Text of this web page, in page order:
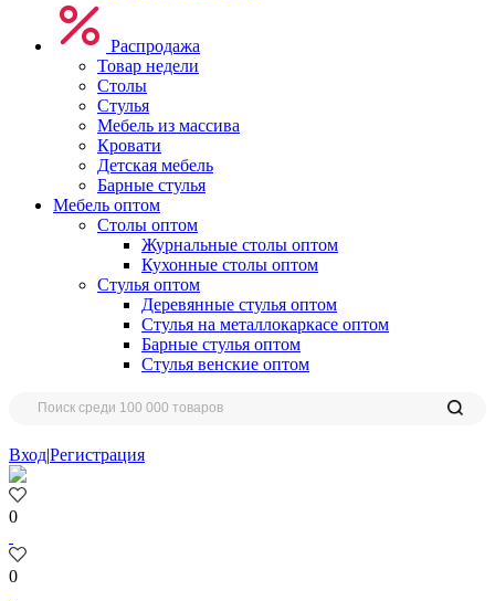
Распродажа
Товар недели
Столы
Стулья
Мебель из массива
Кровати
Детская мебель
Барные стулья
Мебель оптом
Столы оптом
Журнальные столы оптом
Кухонные столы оптом
Стулья оптом
Деревянные стулья оптом
Стулья на металлокаркасе оптом
Барные стулья оптом
Стулья венские оптом
Вход|Регистрация
0
0